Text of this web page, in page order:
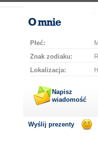
O mnie
Płeć:
Znak zodiaku:
Lokalizacja:
Napisz
wiadomość
Wyślij prezenty